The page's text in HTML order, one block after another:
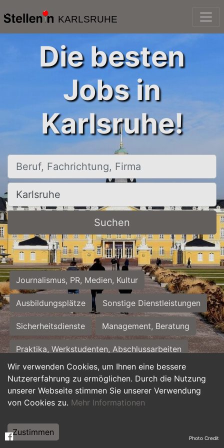
KARLSRUHE
Wir verwenden Cookies, um Ihnen eine bessere
Nutzererfahrung zu ermöglichen. Durch die Nutzung
unserer Webseite stimmen Sie unserer Verwendung
von Cookies zu. Mehr Informationen
Zustimmen
Die besten
Jobs in
Karlsruhe!
Beruf, Fachrichtung, Firma
Ort, Stadt
Suchen
Journalismus, PR, Medien, Kultur
Ausbildungsplätze Sonstige Dienstleistungen
Sicherheitsdienste Management, Beratung
Praktika, Werkstudenten, Abschlussarbeiten
Personalwesen Assistenz, Sekretariat
Hilfskräfte, Aushilfs- und Nebenjobs
Weiterbildung, Studium, duale Ausbildung Photo Credit